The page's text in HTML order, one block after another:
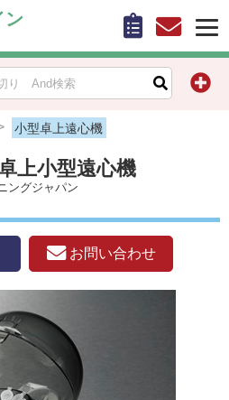
ン
小型卓上遠心機
上小型遠心機
ングジャパン
お問い合わせ